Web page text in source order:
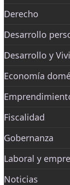
Derecho
Desarrollo
Desarrollo y
Economía
Fiscalidad
Gobernanza
Laboral y
Noticias